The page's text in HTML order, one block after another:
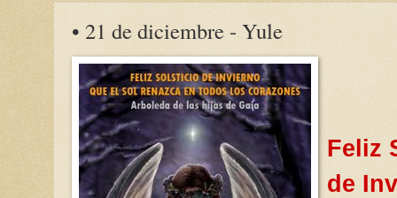
• 21 de diciembre - Yule
Feliz
de